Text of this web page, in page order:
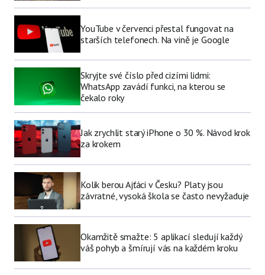
YouTube v červenci přestal fungovat na
starších telefonech. Na vině je Google
Skryjte své číslo před cizími lidmi:
WhatsApp zavádí funkci, na kterou se
čekalo roky
Jak zrychlit starý iPhone o 30 %. Návod krok
za krokem
Kolik berou Ajťáci v Česku? Platy jsou
závratné, vysoká škola se často nevyžaduje
Okamžitě smažte: 5 aplikací sledují každý
váš pohyb a šmírují vás na každém kroku